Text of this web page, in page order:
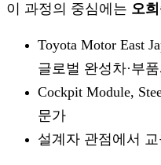
이 과정의 중심에는 오
Toyota Motor East
글로벌 완성차·부
Cockpit Module,
문가
설계자 관점에서